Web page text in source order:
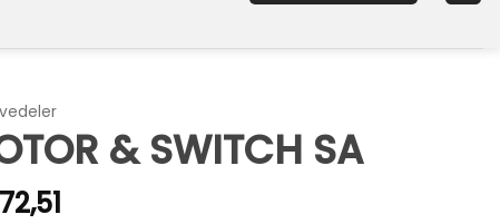
& SWITCH SA